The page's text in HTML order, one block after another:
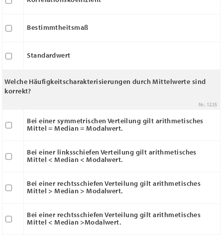
Bestimmtheitsmaß
Standardwert
Welche Häufigkeitscharakterisierungen durch Mittelwerte sind
korrekt?
Nr. 1225
Bei einer symmetrischen Verteilung gilt arithmetisches
Mittel = Median = Modalwert.
Bei einer linksschiefen Verteilung gilt arithmetisches
Mittel < Median < Modalwert.
Bei einer rechtsschiefen Verteilung gilt arithmetisches
Mittel > Median > Modalwert.
Bei einer rechtsschiefen Verteilung gilt arithmetisches
Mittel < Median >Modalwert.